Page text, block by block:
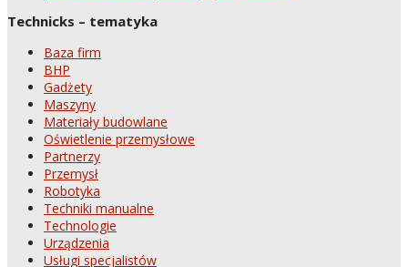
Technicks – tematyka
Baza firm
BHP
Gadżety
Maszyny
Materiały budowlane
Oświetlenie przemysłowe
Partnerzy
Przemysł
Robotyka
Techniki manualne
Technologie
Urządzenia
Usługi specjalistów